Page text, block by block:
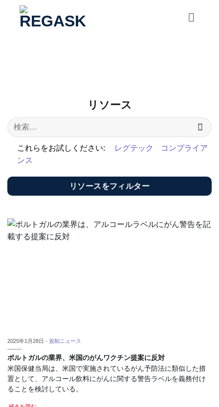
リソース
これらをお試しください: レグテック
コンプライア
ンス
リソースをフィルター
2025年1月28日 - 規制ニュース
ポルトガルの業界、米国のがんワクチン提案に反対
米国保健当局は、米国で実施されているがん予防法に類似した措
置として、アルコール飲料にがんに関する警告ラベルを義務付け
ることを検討している。